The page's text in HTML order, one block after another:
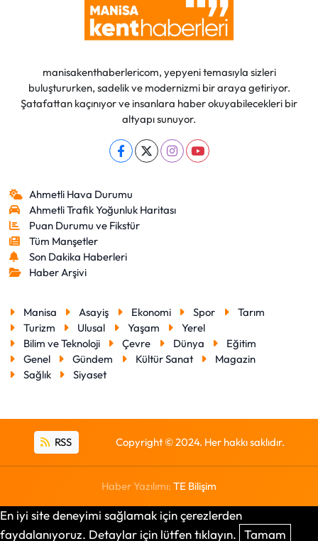
manisakenthaberlericom, yepyeni temasıyla sizleri
buluştururken, sadelik ve modernizmi bir araya getiriyor.
Şatafattan kaçınıyor ve insanlara haber okuyabilecekleri bir
altyapı sunuyor.
Ahmetli Hava Durumu
Ahmetli Trafik Yoğunluk Haritası
Puan Durumu ve Fikstür
Tüm Manşetler
Son Dakika Haberleri
Haber Arşivi
Manisa Asayiş Ekonomi Spor
Tarım
Turizm
Ulusal Yaşam
Yerel
Bilim ve Teknoloji
Çevre Dünya
Eğitim
Genel
Gündem Kültür Sanat
Magazin
Sağlık
Siyaset
RSS Copyright © 2024. Her hakkı saklıdır.
Haber Yazılımı: TE Bilişim
En iyi site deneyimi sağlamak için çerezlerden
faydalanıyoruz. Detaylar için lütfen tıklayın. Tamam